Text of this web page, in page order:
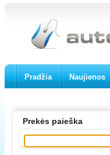
Pradžia Naujienos
Prekės paieška